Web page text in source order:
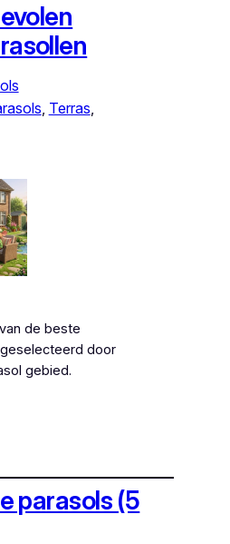
, Terras
de beste
door
gebied.
parasols (5